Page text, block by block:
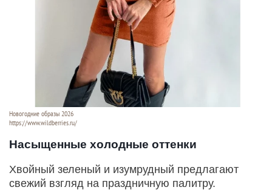
Новогодние образы 2026
https://www.wildberries.ru/
Насыщенные холодные оттенки
Хвойный зеленый и изумрудный предлагают
свежий взгляд на праздничную палитру.